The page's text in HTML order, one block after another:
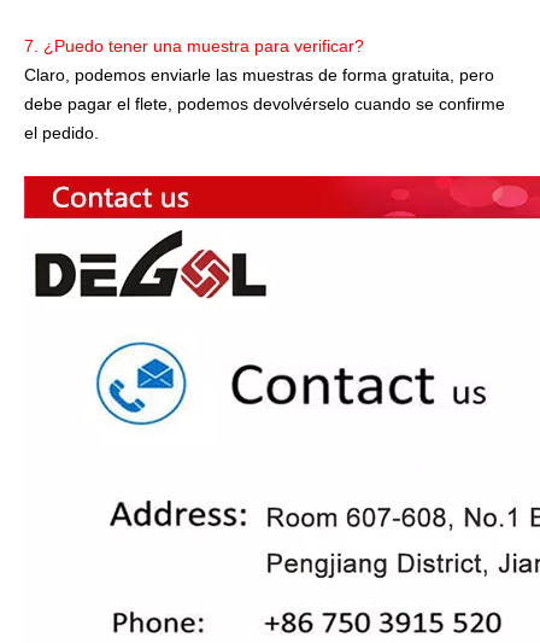
7. ¿Puedo tener una muestra para verificar?
Claro, podemos enviarle las muestras de forma gratuita, pero
debe pagar el flete, podemos devolvérselo cuando se confirme
el pedido.